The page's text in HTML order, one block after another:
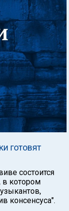
готовят
состоится
в котором
консенсуса".